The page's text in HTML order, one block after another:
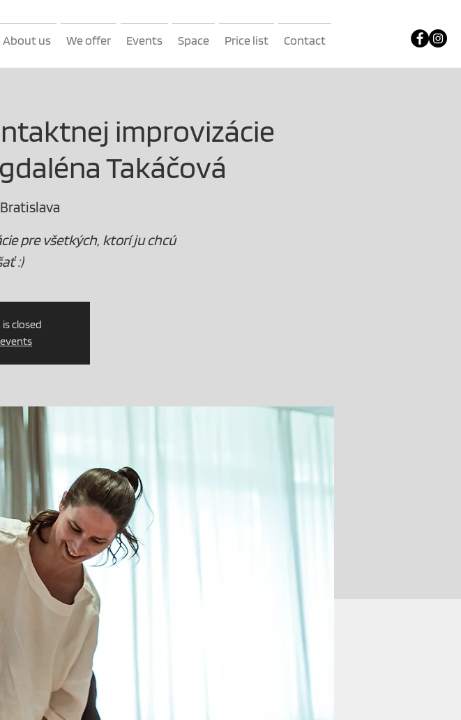
About us We offer Events Space Price list Contact
improvizácie
Takáčová
Bratislava
pre všetkých, ktorí ju chcú
:)
closed